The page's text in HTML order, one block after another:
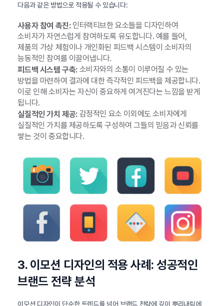
다음과 같은 방법으로 적용될 수 있습니다:
사용자 참여 촉진:인터랙티브한 요소들을 디자인하여
소비자가 자연스럽게 참여하도록 유도합니다. 예를 들어,
제품의 가상 체험이나 개인화된 피드백 시스템이 소비자의
능동적인 참여를 이끌어냅니다.
피드백 시스템 구축:소비자와의 소통이 이루어질 수 있는
방법을 마련하여 결과에 대한 즉각적인 피드백을 제공합니다.
이로 인해 소비자는 자신이 중요하게 여겨진다는 느낌을 받게
됩니다.
실질적인 가치 제공:감정적인 요소 이외에도 소비자에게
실질적인 가치를 제공하도록 구성하여 그들의 믿음과 신뢰를
쌓는 것이 중요합니다.
3. 이모션 디자인의 적용 사례: 성공적인
브랜드 전략 분석
이모션 디자인이 단순한 트렌드를 넘어 브랜드 전략에 깊이 뿌리내림에